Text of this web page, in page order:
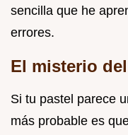
sencilla que he
errores.
El misterio
Si tu pastel parece
más probable es